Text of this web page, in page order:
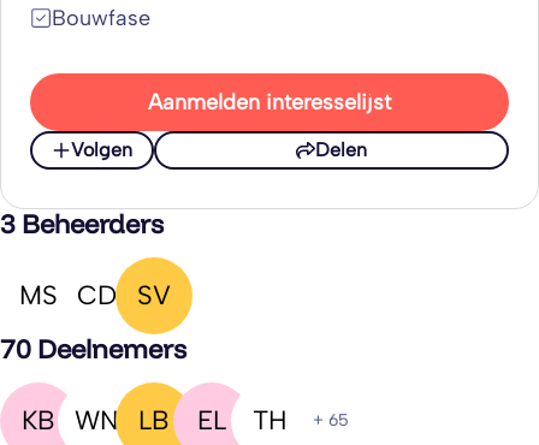
Bouwfase
Aanmelden interesselijst
Volgen Delen
3 Beheerders
MS CD SV
70 Deelnemers
KB WN LB EL TH + 65